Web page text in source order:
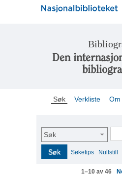
Den
Søk Verkliste Om
Søk
Søk Søketips Nullstill
1–10 av 46